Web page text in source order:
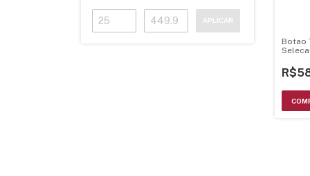
APLICAR
Botao
-